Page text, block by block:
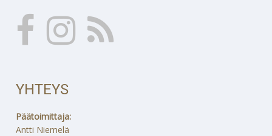
YHTEYS
Päätoimittaja:
Antti Niemelä